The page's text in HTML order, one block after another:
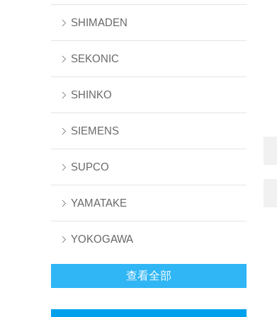
SHIMADEN
SEKONIC
SHINKO
SIEMENS
SUPCO
YAMATAKE
YOKOGAWA
查看全部